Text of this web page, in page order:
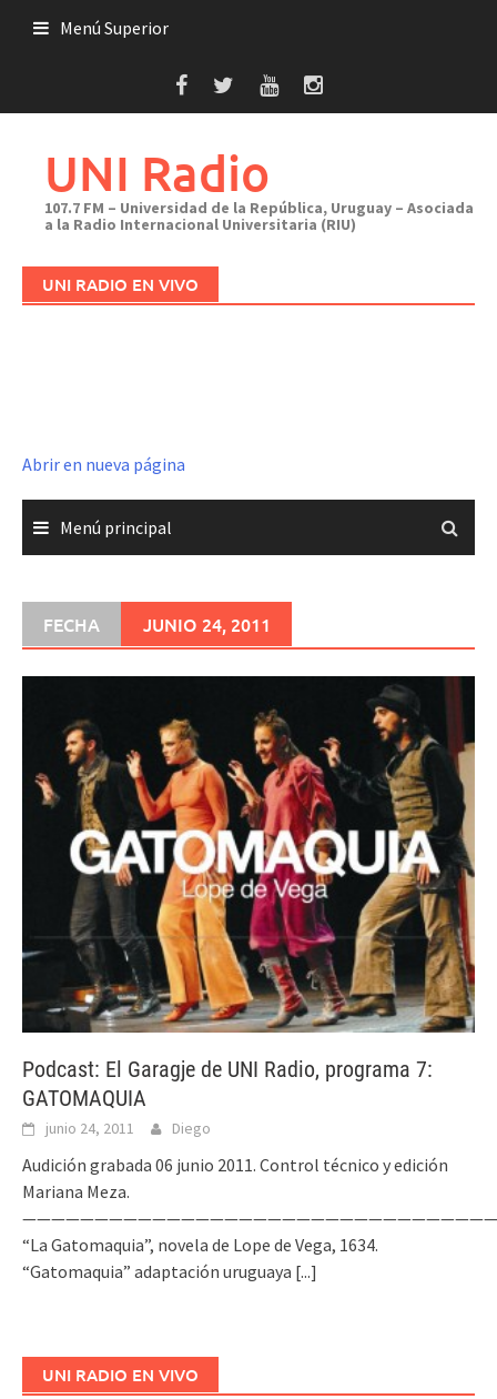
Menú Superior
UNI Radio
107.7 FM – Universidad de la República, Uruguay – Asociada
a la Radio Internacional Universitaria (RIU)
UNI RADIO EN VIVO
Abrir en nueva página
Menú principal
FECHA JUNIO 24, 2011
Podcast: El Garagje de UNI Radio, programa 7:
GATOMAQUIA
junio 24, 2011 Diego
Audición grabada 06 junio 2011. Control técnico y edición
Mariana Meza.
“La Gatomaquia”, novela de Lope de Vega, 1634.
“Gatomaquia” adaptación uruguaya [...]
UNI RADIO EN VIVO